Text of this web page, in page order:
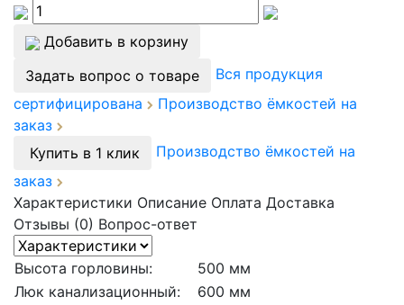
Добавить в корзину
Задать вопрос о товаре
Вся продукция
сертифицирована
Производство ёмкостей на
заказ
Купить в 1 клик
Производство ёмкостей на
заказ
Характеристики Описание Оплата Доставка
Отзывы (0) Вопрос-ответ
Высота горловины:
500 мм
Люк канализационный:
600 мм